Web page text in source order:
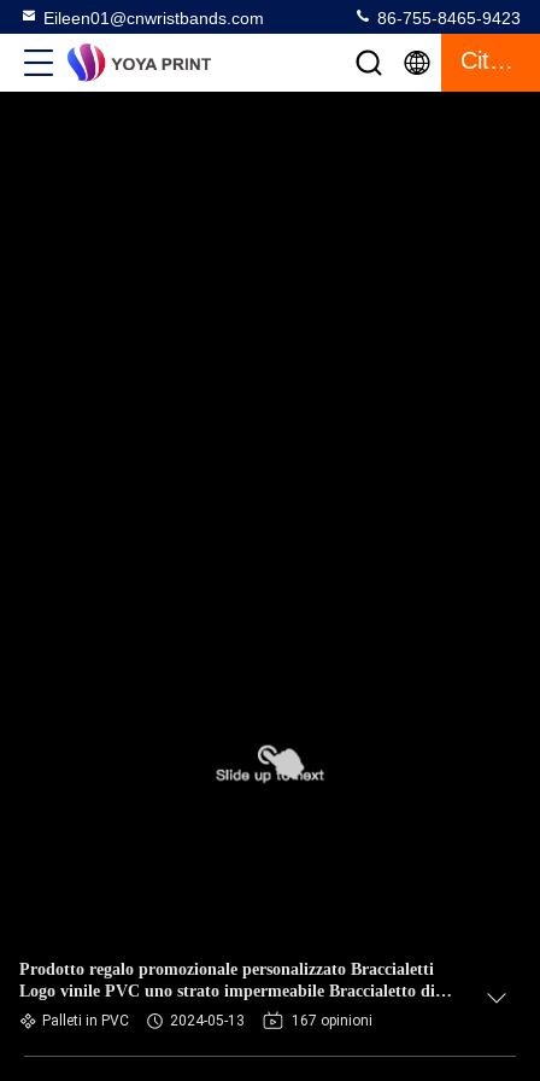
Eileen01@cnwristbands.com 86-755-8465-9423
Citazione
Prodotto regalo promozionale personalizzato Braccialetti
Logo vinile PVC uno strato impermeabile Braccialetto di
carta colorato
Palleti in PVC 2024-05-13 167 opinioni